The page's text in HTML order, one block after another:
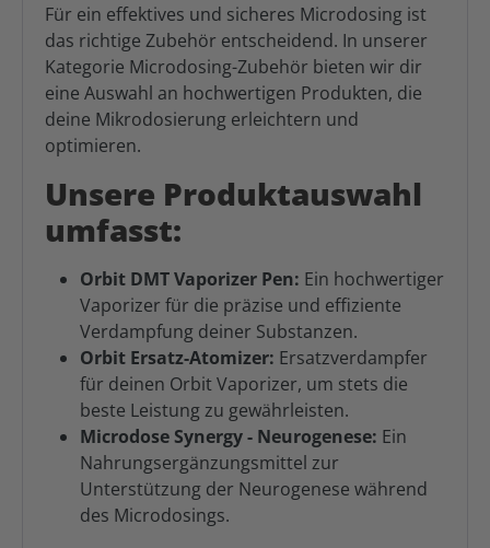
Für ein effektives und sicheres Microdosing ist
das richtige Zubehör entscheidend. In unserer
Kategorie Microdosing-Zubehör bieten wir dir
eine Auswahl an hochwertigen Produkten, die
deine Mikrodosierung erleichtern und
optimieren.
Unsere Produktauswahl
umfasst:
Orbit DMT Vaporizer Pen: Ein hochwertiger
Vaporizer für die präzise und effiziente
Verdampfung deiner Substanzen.
Orbit Ersatz-Atomizer: Ersatzverdampfer
für deinen Orbit Vaporizer, um stets die
beste Leistung zu gewährleisten.
Microdose Synergy - Neurogenese: Ein
Nahrungsergänzungsmittel zur
Unterstützung der Neurogenese während
des Microdosings.